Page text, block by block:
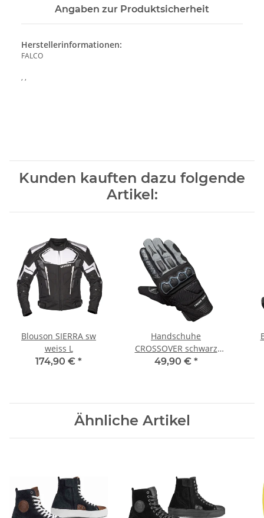
Angaben zur Produktsicherheit
Herstellerinformationen:
FALCO
, ,
Kunden kauften dazu folgende
Artikel:
Blouson SIERRA sw
weiss L
174,90 € *
Handschuhe
CROSSOVER schwarz
grau XL
49,90 € *
Ähnliche Artikel